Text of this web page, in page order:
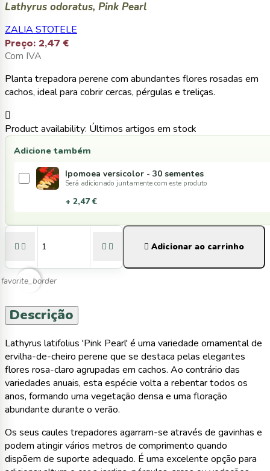
Lathyrus odoratus, Pink Pearl
ZALIA STOTELE
Preço: 2,47 €
Com IVA
Planta trepadora perene com abundantes flores rosadas em
cachos, ideal para cobrir cercas, pérgulas e treliças.

Product availability: Últimos artigos em stock
     Adicionar ao carrinho
favorite_border
Adicione também
Ipomoea versicolor - 30 sementes
Será adicionado juntamente com este produto
+ 2,47 €
Descrição
Lathyrus latifolius 'Pink Pearl' é uma variedade ornamental de
ervilha-de-cheiro perene que se destaca pelas elegantes
flores rosa-claro agrupadas em cachos. Ao contrário das
variedades anuais, esta espécie volta a rebentar todos os
anos, formando uma vegetação densa e uma floração
abundante durante o verão.
Os seus caules trepadores agarram-se através de gavinhas e
podem atingir vários metros de comprimento quando
dispõem de suporte adequado. É uma excelente opção para